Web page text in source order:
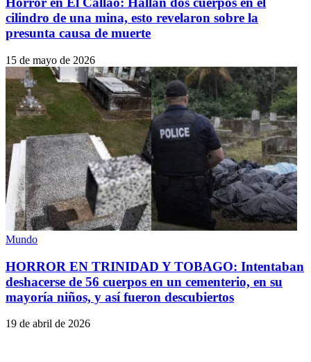
cilindro de una mina, esto revelaron sobre la
presunta causa de muerte
15 de mayo de 2026
Mundo
HORROR EN TRINIDAD Y TOBAGO: Intentaban
deshacerse de 56 cuerpos en un cementerio, en su
mayoría niños, y así fueron descubiertos
19 de abril de 2026